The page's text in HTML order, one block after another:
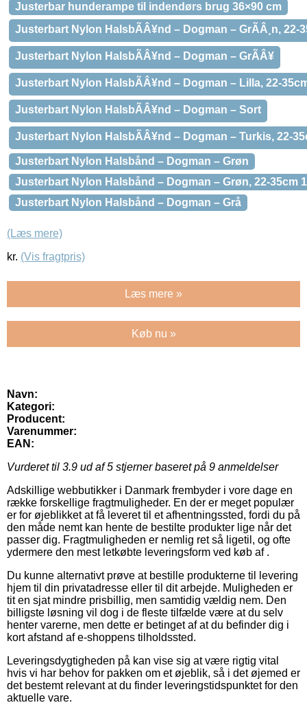
Justerbar hunderampe til indendørs brug 36×90 cm
Justerbart Nylon HalsbÃÂ¥nd – Dogman – GrÃÂ¸n, 22-
Justerbart Nylon HalsbÃÂ¥nd – Dogman – GrÃÂ¥
Justerbart Nylon HalsbÃÂ¥nd – Dogman – Lilla, 22-
Justerbart Nylon HalsbÃÂ¥nd – Dogman – Sort
Justerbart Nylon HalsbÃÂ¥nd – Dogman – Turkis, 22-
Justerbart Nylon Halsbånd – Dogman – Grøn
Justerbart Nylon Halsbånd – Dogman – Grøn, 22-35cm
Justerbart Nylon Halsbånd – Dogman – Grå
(Læs mere)
kr. (Vis fragtpris)
Læs mere »
Køb nu »
Navn:
Kategori:
Producent:
Varenummer:
EAN:
Vurderet til 3.9 ud af 5 stjerner baseret på 9 anmeldelser
Adskillige webbutikker i Danmark frembyder i vore dage en
række forskellige fragtmuligheder. En der er meget populær
er for øjeblikket at få leveret til et afhentningssted, fordi du på
den måde nemt kan hente de bestilte produkter lige når det
passer dig. Fragtmuligheden er nemlig ret så ligetil, og ofte
ydermere den mest letkøbte leveringsform ved køb af .
Du kunne alternativt prøve at bestille produkterne til levering
hjem til din privatadresse eller til dit arbejde. Muligheden er
tit en sjat mindre prisbillig, men samtidig vældig nem. Den
billigste løsning vil dog i de fleste tilfælde være at du selv
henter varerne, men dette er betinget af at du befinder dig i
kort afstand af e-shoppens tilholdssted.
Leveringsdygtigheden på kan vise sig at være rigtig vital
hvis vi har behov for pakken om et øjeblik, så i det øjemed er
det bestemt relevant at du finder leveringstidspunktet for den
aktuelle vare.